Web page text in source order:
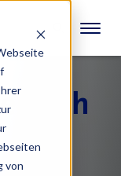
von